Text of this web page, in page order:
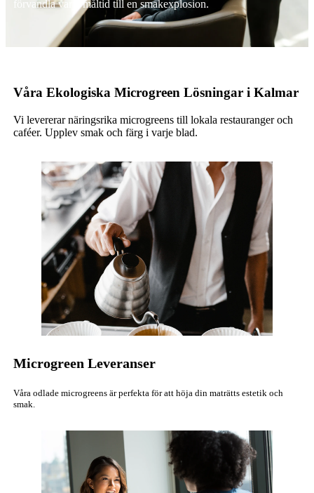
förvandla varje måltid till en smakexplosion.
Våra Ekologiska Microgreen Lösningar i Kalmar
Vi levererar näringsrika microgreens till lokala restauranger och
caféer. Upplev smak och färg i varje blad.
Microgreen Leveranser
Våra odlade microgreens är perfekta för att höja din maträtts estetik och
smak.